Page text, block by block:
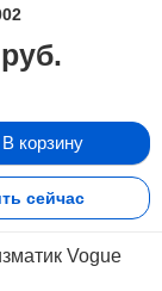
В корзину
сейчас
Vogue